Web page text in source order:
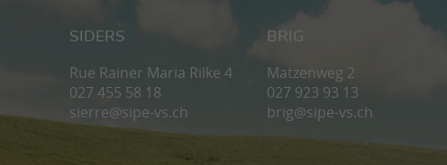
SIDERS
Rue Rainer Maria Rilke 4
027 455 58 18
sierre@sipe-vs.ch
BRIG
Matzenweg 2
027 923 93 13
brig@sipe-vs.ch